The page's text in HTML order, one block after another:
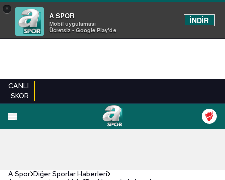
×
A SPOR
Mobil uygulaması
Ücretsiz - Google Play'de
İNDİR
CANLI
SKOR
A Spor Diğer Sporlar Haberleri